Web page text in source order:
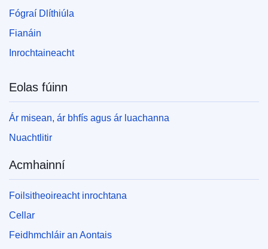
Fógraí Dlíthiúla
Fianáin
Inrochtaineacht
Eolas fúinn
Ár misean, ár bhfís agus ár luachanna
Nuachtlitir
Acmhainní
Foilsitheoireacht inrochtana
Cellar
Feidhmchláir an Aontais